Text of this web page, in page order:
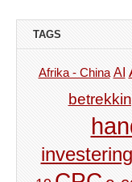
TAGS
Afrika - China AI